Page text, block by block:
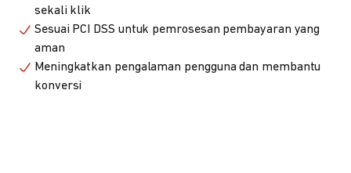
sekali klik
Sesuai PCI DSS untuk pemrosesan pembayaran yang
aman
Meningkatkan pengalaman pengguna dan membantu
konversi